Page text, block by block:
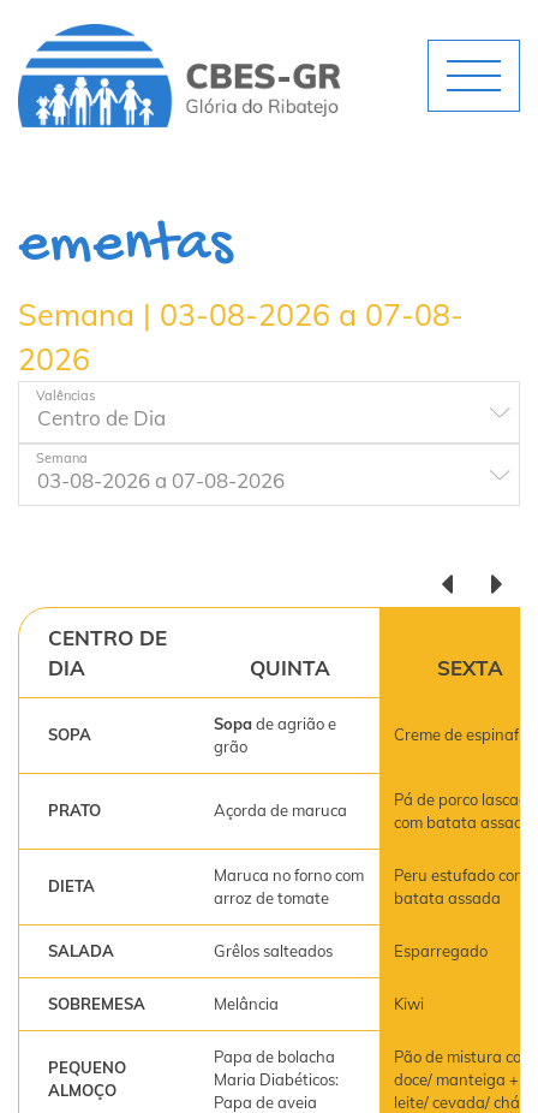
ementas
Semana | 03-08-2026 a 07-08-
2026
Valências
Semana
CENTRO DE
DIA
QUINTA SEXTA
SOPA
Sopade agrião e
grão
Creme de
PRATO Açorda de maruca
Pá de porco lascada
com batata assada
DIETA
Maruca no forno com
arroz de tomate
Peru estufado com
batata assada
SALADA Grêlos salteados Esparregado
SOBREMESA Melância Kiwi
PEQUENO
ALMOÇO
Papa de bolacha
Maria Diabéticos:
Papa de aveia
Pão de mistura com
doce/ manteiga +
leite/ cevada/ chá